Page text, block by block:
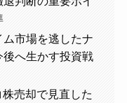
ム市場を逃したナ
へ生かす投資戦
株売却で見直した